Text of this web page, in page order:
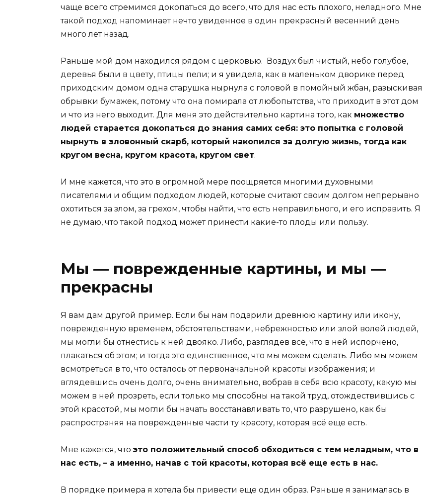
чаще всего стремимся докопаться до всего, что для нас есть плохого, неладного. Мне
такой подход напоминает нечто увиденное в один прекрасный весенний день
много лет назад.
Раньше мой дом находился рядом с церковью. Воздух был чистый, небо голубое,
деревья были в цвету, птицы пели; и я увидела, как в маленьком дворике перед
приходским домом одна старушка нырнула с головой в помойный жбан, разыскивая
обрывки бумажек, потому что она помирала от любопытства, что приходит в этот дом
и что из него выходит. Для меня это действительно картина того, как множество
людей старается докопаться до знания самих себя: это попытка с головой
нырнуть в зловонный скарб, который накопился за долгую жизнь, тогда как
кругом весна, кругом красота, кругом свет.
И мне кажется, что это в огромной мере поощряется многими духовными
писателями и общим подходом людей, которые считают своим долгом непрерывно
охотиться за злом, за грехом, чтобы найти, что есть неправильного, и его исправить. Я
не думаю, что такой подход может принести какие-то плоды или пользу.
Мы — поврежденные картины, и мы —
прекрасны
Я вам дам другой пример. Если бы нам подарили древнюю картину или икону,
поврежденную временем, обстоятельствами, небрежностью или злой волей людей,
мы могли бы отнестись к ней двояко. Либо, разглядев всё, что в ней испорчено,
плакаться об этом; и тогда это единственное, что мы можем сделать. Либо мы можем
всмотреться в то, что осталось от первоначальной красоты изображения; и
вглядевшись очень долго, очень внимательно, вобрав в себя всю красоту, какую мы
можем в ней прозреть, если только мы способны на такой труд, отождествившись с
этой красотой, мы могли бы начать восстанавливать то, что разрушено, как бы
распространяя на поврежденные части ту красоту, которая всё еще есть.
Мне кажется, что это положительный способ обходиться с тем неладным, что в
нас есть, – а именно, начав с той красоты, которая всё еще есть в нас.
В порядке примера я хотела бы привести еще один образ. Раньше я занималась в